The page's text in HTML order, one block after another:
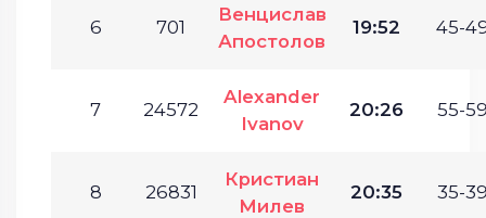
6 701
Венцислав
Апостолов
19:52 45-
7 24572
Alexander
Ivanov
20:26 55-
8 26831
Кристиан
Милев
20:35 35-